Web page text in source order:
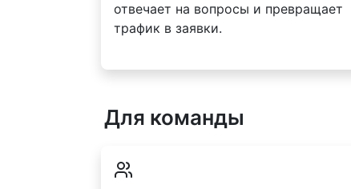
отвечает на вопросы и превращает
трафик в заявки.
Для команды